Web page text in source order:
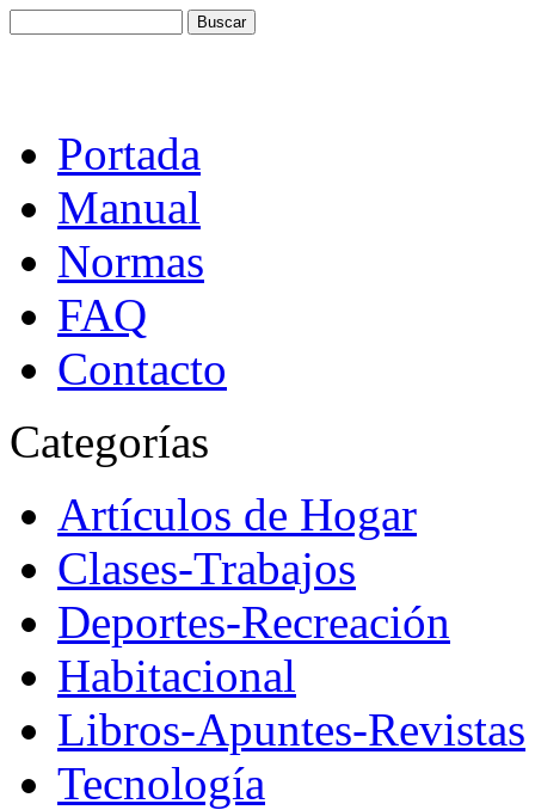
Portada
Manual
Normas
FAQ
Contacto
Categorías
Artículos de Hogar
Clases-Trabajos
Deportes-Recreación
Habitacional
Libros-Apuntes-Revistas
Tecnología